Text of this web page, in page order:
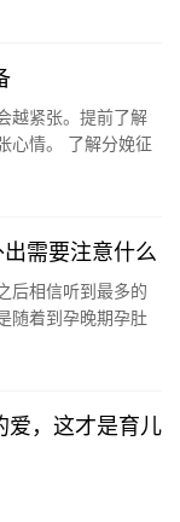
越紧张。提前了解
心情。 了解分娩征
需要注意什么
后相信听到最多的
随着到孕晚期孕肚
爱，这才是育儿